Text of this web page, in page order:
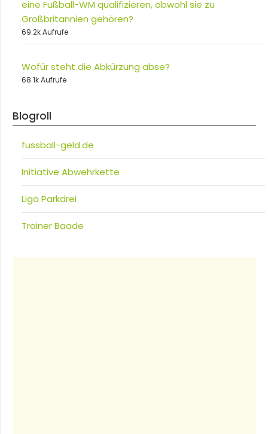
eine Fußball-WM qualifizieren, obwohl sie zu
Großbritannien gehören?
69.2k Aufrufe
Wofür steht die Abkürzung abse?
68.1k Aufrufe
Blogroll
fussball-geld.de
Initiative Abwehrkette
Liga Parkdrei
Trainer Baade